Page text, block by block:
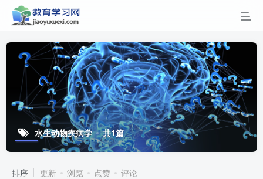
水生动物疾病学 共1篇
排序 更新 浏览 点赞 评论